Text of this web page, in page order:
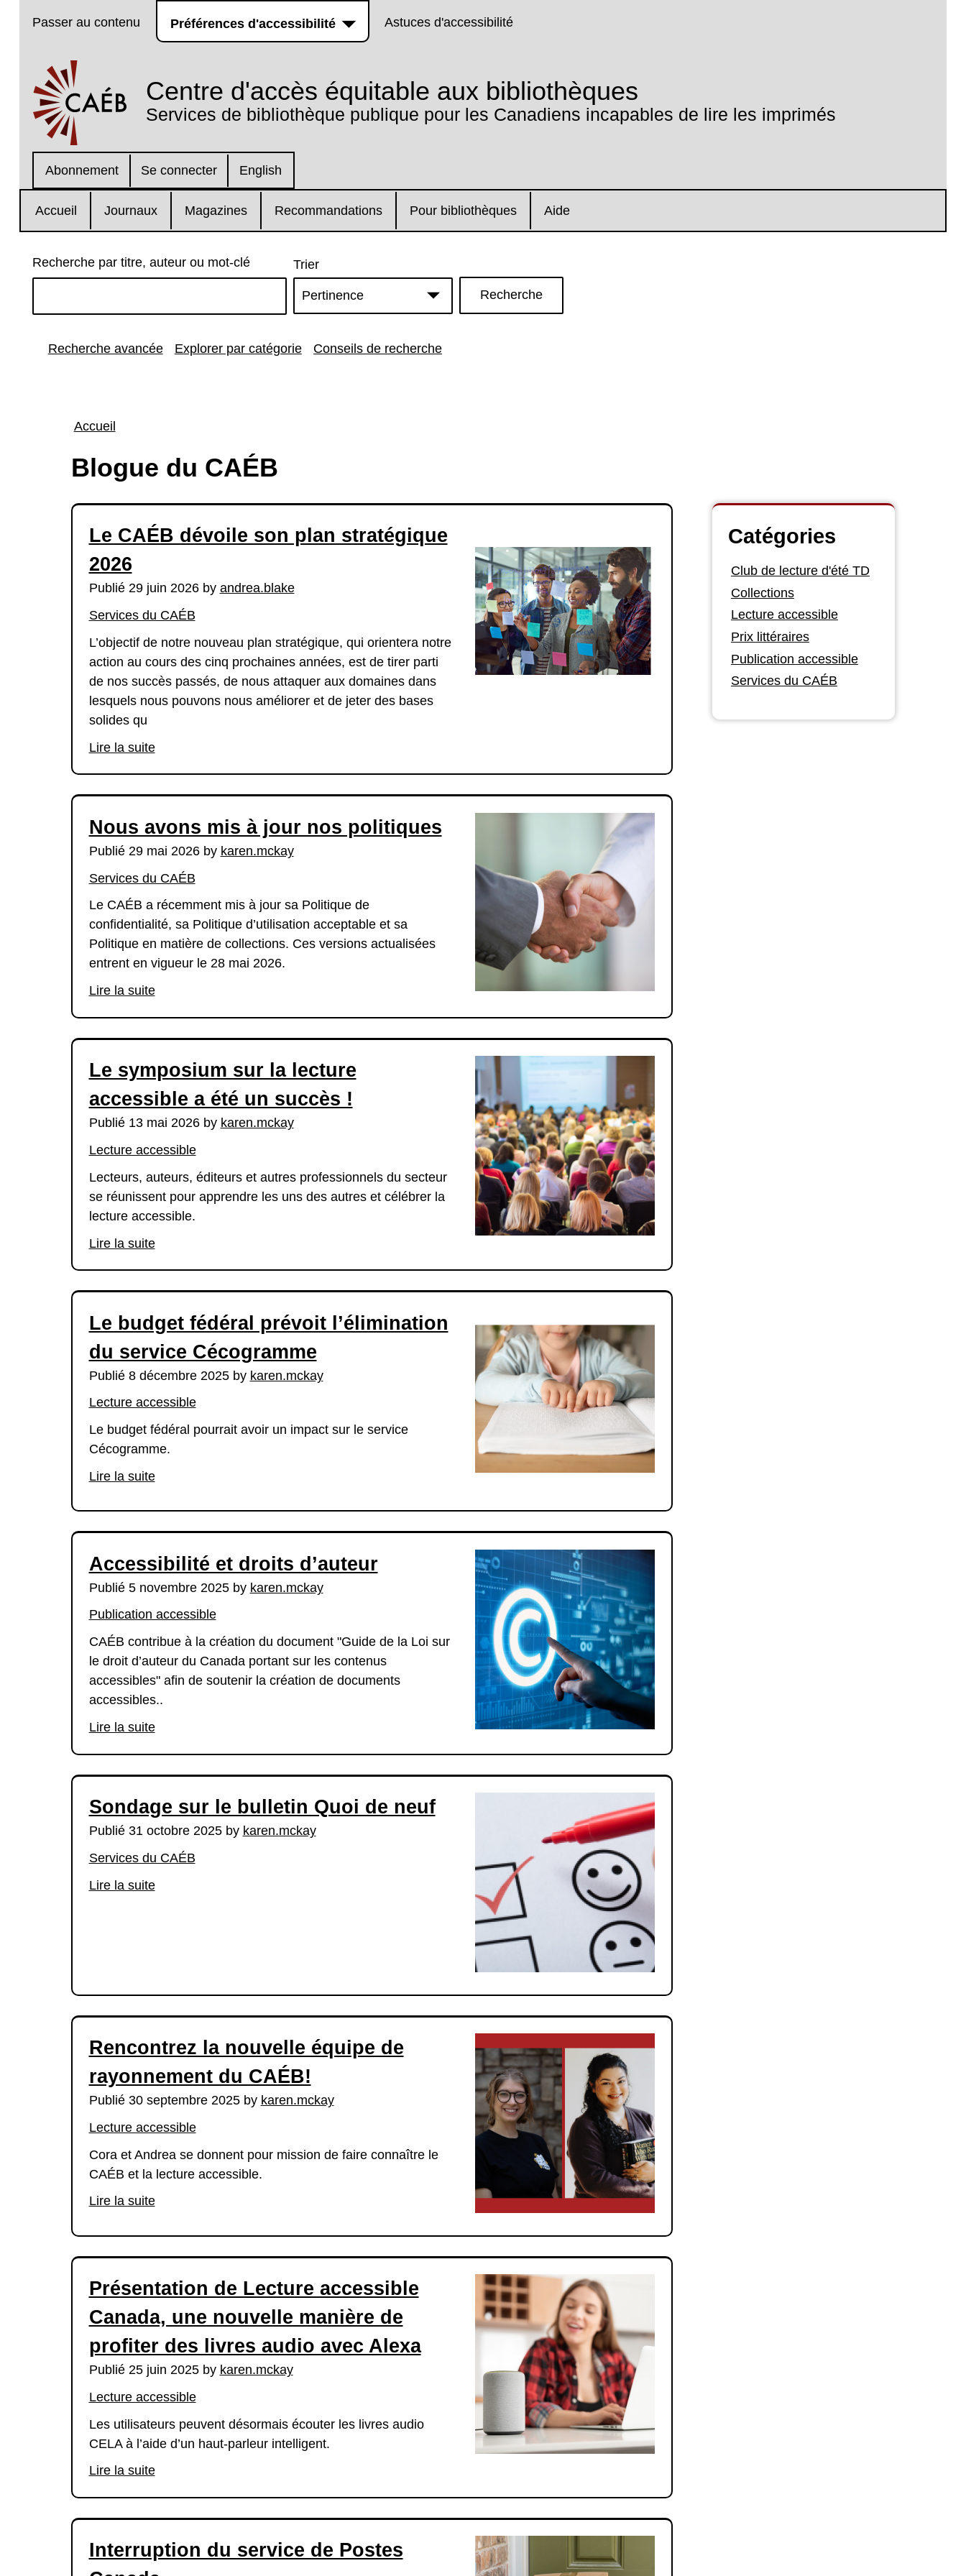
Passer au contenu Préférences d'accessibilité Astuces d'accessibilité
Centre d'accès équitable aux bibliothèques
Services de bibliothèque publique pour les Canadiens incapables de lire les imprimés
Abonnement Se connecter English
Accueil Journaux Magazines Recommandations Pour bibliothèques Aide
Recherche par titre, auteur ou mot-clé Trier
Recherche avancée Explorer par catégorie Conseils de recherche
Fil
Accueil
Blogue du CAÉB
Le CAÉB dévoile son plan stratégique
2026
Publié 29 juin 2026 by andrea.blake
Services du CAÉB
L’objectif de notre nouveau plan stratégique, qui orientera notre
action au cours des cinq prochaines années, est de tirer parti
de nos succès passés, de nous attaquer aux domaines dans
lesquels nous pouvons nous améliorer et de jeter des bases
solides qu
Lire la suite
Nous avons mis à jour nos politiques
Publié 29 mai 2026 by karen.mckay
Services du CAÉB
Le CAÉB a récemment mis à jour sa Politique de
confidentialité, sa Politique d’utilisation acceptable et sa
Politique en matière de collections. Ces versions actualisées
entrent en vigueur le 28 mai 2026.
Lire la suite
Le symposium sur la lecture
accessible a été un succès !
Publié 13 mai 2026 by karen.mckay
Lecture accessible
Lecteurs, auteurs, éditeurs et autres professionnels du secteur
se réunissent pour apprendre les uns des autres et célébrer la
lecture accessible.
Lire la suite
Le budget fédéral prévoit l’élimination
du service Cécogramme
Publié 8 décembre 2025 by karen.mckay
Lecture accessible
Le budget fédéral pourrait avoir un impact sur le service
Cécogramme.
Lire la suite
Accessibilité et droits d’auteur
Publié 5 novembre 2025 by karen.mckay
Publication accessible
CAÉB contribue à la création du document "Guide de la Loi sur
le droit d’auteur du Canada portant sur les contenus
accessibles" afin de soutenir la création de documents
accessibles..
Lire la suite
Sondage sur le bulletin Quoi de neuf
Publié 31 octobre 2025 by karen.mckay
Services du CAÉB
Lire la suite
Rencontrez la nouvelle équipe de
rayonnement du CAÉB!
Publié 30 septembre 2025 by karen.mckay
Lecture accessible
Cora et Andrea se donnent pour mission de faire connaître le
CAÉB et la lecture accessible.
Lire la suite
Présentation de Lecture accessible
Canada, une nouvelle manière de
profiter des livres audio avec Alexa
Publié 25 juin 2025 by karen.mckay
Lecture accessible
Les utilisateurs peuvent désormais écouter les livres audio
CELA à l’aide d’un haut-parleur intelligent.
Lire la suite
Interruption du service de Postes
Catégories
Club de lecture d'été TD
Collections
Lecture accessible
Prix littéraires
Publication accessible
Services du CAÉB